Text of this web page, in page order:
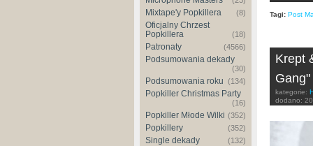
Mixtape'y Popkillera (8)
Oficjalny Chrzest
Popkillera
(18)
Patronaty (4566)
Podsumowania dekady
(30)
Podsumowania roku (134)
Popkiller Christmas Party
(16)
Popkiller Młode Wilki (352)
Popkillery (352)
Single dekady (132)
Tagi: Post
Krept
kategorie:
dodano: